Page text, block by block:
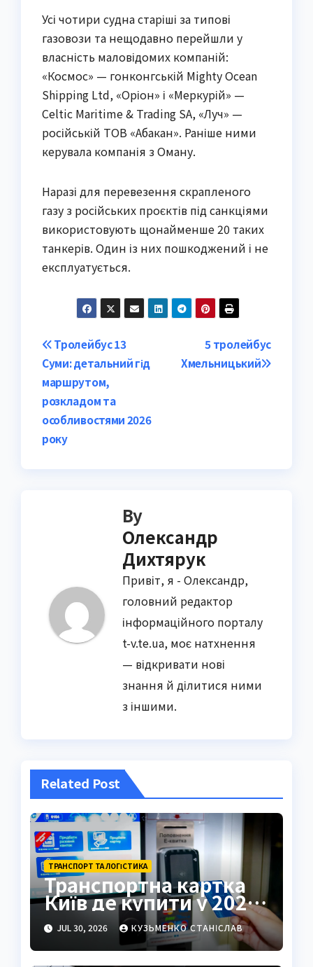
Усі чотири судна старіші за типові
газовози та нещодавно перейшли у
власність маловідомих компаній:
«Космос» — гонконгській Mighty Ocean
Shipping Ltd, «Оріон» і «Меркурій» —
Celtic Maritime & Trading SA, «Луч» —
російській ТОВ «Абакан». Раніше ними
керувала компанія з Оману.
Наразі для перевезення скрапленого
газу з російських проєктів під санкціями
використовують щонайменше 20 таких
танкерів. Один із них пошкоджений і не
експлуатується.
Post
navigation
5 тролейбус
Хмельницький
Тролейбус 13
Суми: детальний гід
маршрутом,
розкладом та
особливостями 2026
року
By
Олександр
Дихтярук
Привіт, я - Олександр,
головний редактор
інформаційного порталу
t-v.te.ua, моє натхнення
— відкривати нові
знання й ділитися ними
з іншими.
Related Post
ТРАНСПОРТ ТА ЛОГІСТИКА
Транспортна картка
Київ де купити у 2026
році
JUL 30, 2026 КУЗЬМЕНКО СТАНІСЛАВ